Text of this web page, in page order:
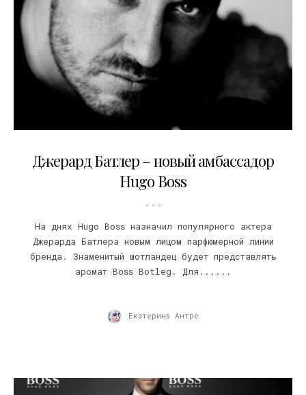
Джерард Батлер – новый амбассадор
Hugo Boss
На днях Hugo Boss назначил популярного актера
Джерарда Батлера новым лицом парфюмерной линии
бренда. Знаменитый шотландец будет представлять
аромат Boss Botleg. Для......
Екатерина Антре